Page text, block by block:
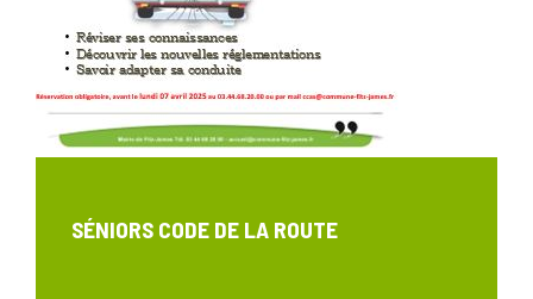
SÉNIORS CODE DE LA ROUTE